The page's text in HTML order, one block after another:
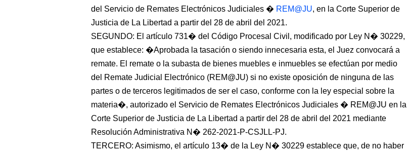
del Servicio de Remates Electrónicos Judiciales � REM@JU, en la Corte Superior de
Justicia de La Libertad a partir del 28 de abril del 2021.
SEGUNDO: El artículo 731� del Código Procesal Civil, modificado por Ley N� 30229,
que establece: �Aprobada la tasación o siendo innecesaria esta, el Juez convocará a
remate. El remate o la subasta de bienes muebles e inmuebles se efectúan por medio
del Remate Judicial Electrónico (REM@JU) si no existe oposición de ninguna de las
partes o de terceros legitimados de ser el caso, conforme con la ley especial sobre la
materia�, autorizado el Servicio de Remates Electrónicos Judiciales � REM@JU en la
Corte Superior de Justicia de La Libertad a partir del 28 de abril del 2021 mediante
Resolución Administrativa N� 262-2021-P-CSJLL-PJ.
TERCERO: Asimismo, el artículo 13� de la Ley N� 30229 establece que, de no haber